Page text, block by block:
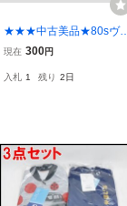
★★★中古美品★80sヴィ
ンテージ★サイクルジャ
カフェドコロンビア★siz
現在 300円
入札 1 残り 2日